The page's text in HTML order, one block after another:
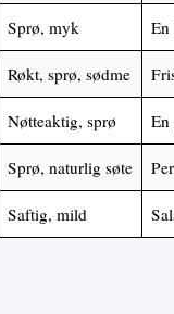
Sprø, myk En
Røkt, sprø, sødme
Nøtteaktig, sprø En
Sprø, naturlig søte
Saftig, mild